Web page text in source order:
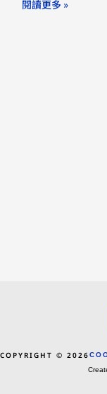
閱讀更多 »
COPYRIGHT © 2026